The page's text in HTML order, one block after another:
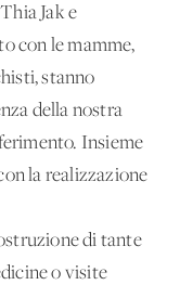
Jak e
con le mamme,
stanno
della nostra
Insieme
la realizzazione
di tante
o visite